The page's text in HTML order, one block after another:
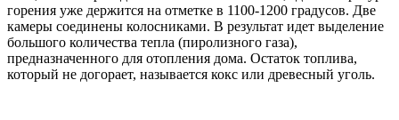
горения уже держится на отметке в 1100-1200 градусов. Две
камеры соединены колосниками. В результат идет выделение
большого количества тепла (пиролизного газа),
предназначенного для отопления дома. Остаток топлива,
который не догорает, называется кокс или древесный уголь.